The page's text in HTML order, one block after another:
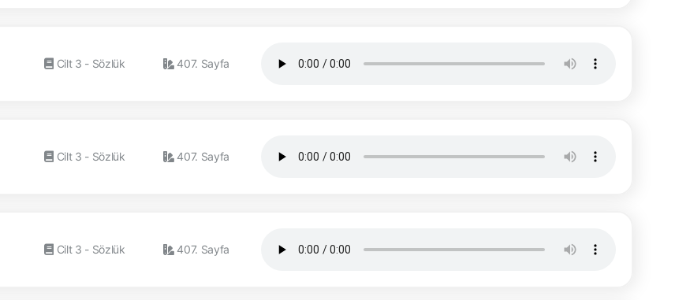
Cilt 3 - Sözlük 407. Sayfa
Cilt 3 - Sözlük 407. Sayfa
Cilt 3 - Sözlük 407. Sayfa